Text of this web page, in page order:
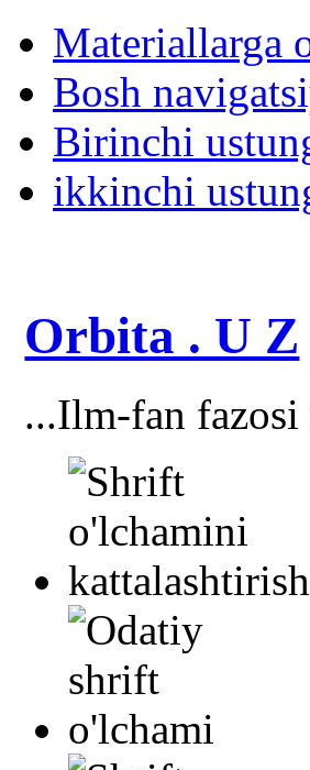
Materiallarga
Bosh
Birinchi
ikkinchi
Orbita . U Z
...Ilm-fan fazosi